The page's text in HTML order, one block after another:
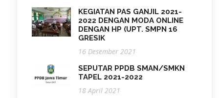
KEGIATAN PAS GANJIL 2021-
2022 DENGAN MODA ONLINE
DENGAN HP (UPT. SMPN 16
GRESIK
16 Desember 2021
SEPUTAR PPDB SMAN/SMKN
TAPEL 2021-2022
18 April 2021